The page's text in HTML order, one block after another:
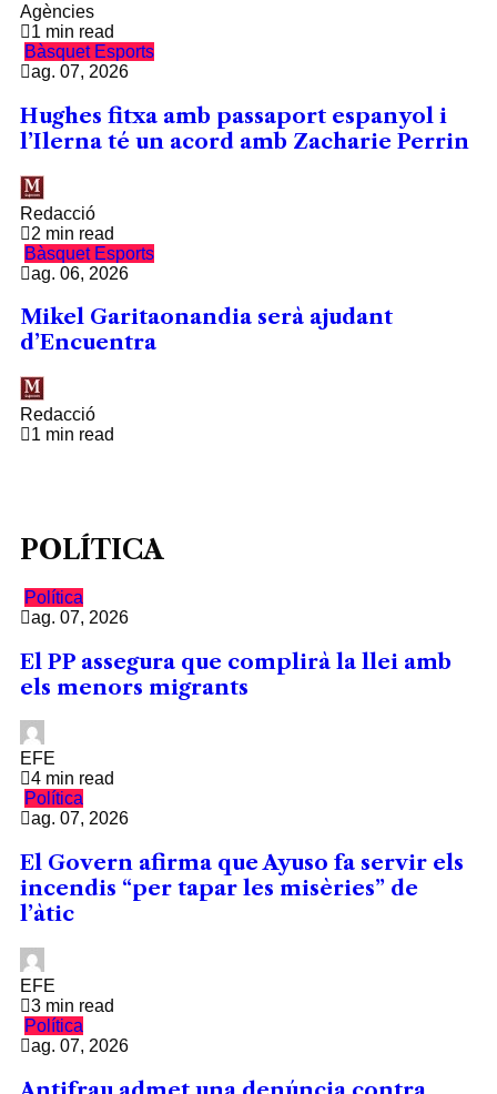
Agències
1 min read
Bàsquet Esports
ag. 07, 2026
Hughes fitxa amb passaport espanyol i
l’Ilerna té un acord amb Zacharie Perrin
Redacció
2 min read
Bàsquet Esports
ag. 06, 2026
Mikel Garitaonandia serà ajudant
d’Encuentra
Redacció
1 min read
POLÍTICA
Política
ag. 07, 2026
El PP assegura que complirà la llei amb
els menors migrants
EFE
4 min read
Política
ag. 07, 2026
El Govern afirma que Ayuso fa servir els
incendis “per tapar les misèries” de
l’àtic
EFE
3 min read
Política
ag. 07, 2026